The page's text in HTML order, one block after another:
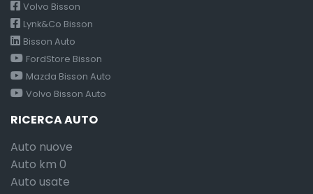
Volvo Bisson
Lynk&Co Bisson
Bisson Auto
FordStore Bisson
Mazda Bisson Auto
Volvo Bisson Auto
RICERCA AUTO
Auto nuove
Auto km 0
Auto usate